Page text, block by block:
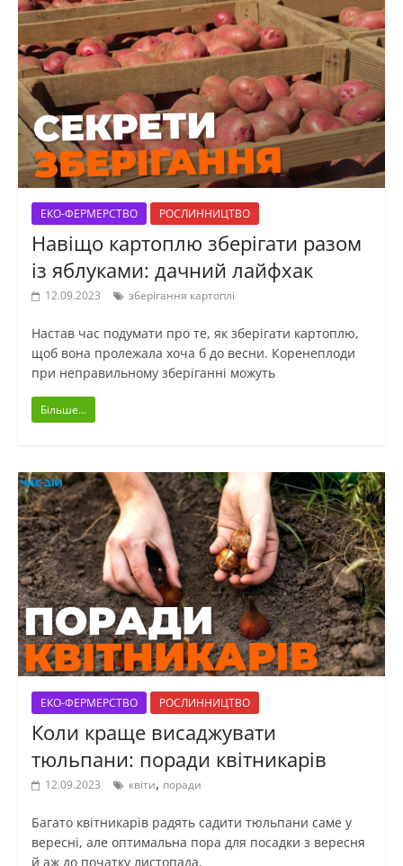
ЕКО-ФЕРМЕРСТВО РОСЛИННИЦТВО
Навіщо картоплю зберігати разом
із яблуками: дачний лайфхак
12.09.2023 зберігання картоплі
Настав час подумати про те, як зберігати картоплю,
щоб вона пролежала хоча б до весни. Коренеплоди
при неправильному зберіганні можуть
Більше...
ЕКО-ФЕРМЕРСТВО РОСЛИННИЦТВО
Коли краще висаджувати
тюльпани: поради квітникарів
12.09.2023 квіти, поради
Багато квітникарів радять садити тюльпани саме у
вересні, але оптимальна пора для посадки з вересня
й аж до початку листопада,